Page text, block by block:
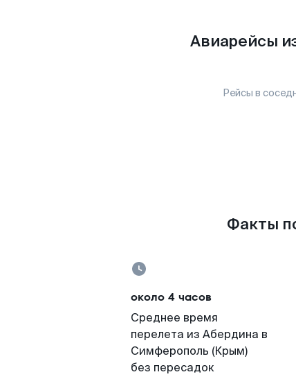
Авиарейсы
Рейсы в
Факты
около 4 часов
Среднее время
перелета из Абердина в
Симферополь (Крым)
без пересадок